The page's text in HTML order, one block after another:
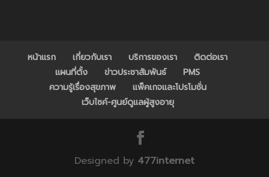
หน้าแรก เกี่ยวกับเรา บริการของเรา
ติดต่อเรา
แผนที่ตั้ง
ข่าวประชาสัมพันธ์
PMS
ความรู้เรื่องสุขภาพ
แพ็คเกจและโปรโมชั่น
เว็บไซค์-ศูนย์ดูแลผู้สูงอายุ
Designed by 477internet